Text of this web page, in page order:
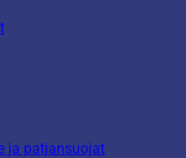
ja patjansuojat